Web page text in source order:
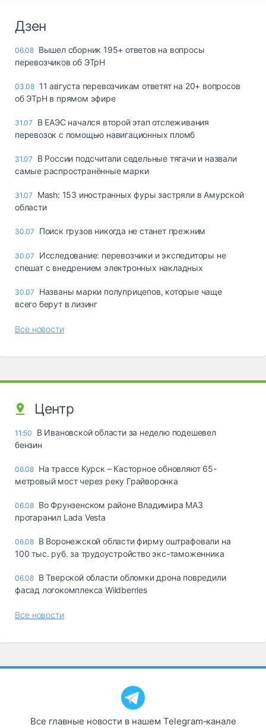
Дзен
06.08 Вышел сборник 195+ ответов на вопросы
перевозчиков об ЭТрН
03.08 11 августа перевозчикам ответят на 20+ вопросов
об ЭТрН в прямом эфире
31.07
В ЕАЭС начался второй этап отслеживания
перевозок с помощью навигационных пломб
31.07
В России подсчитали седельные тягачи и назвали
самые распространённые марки
31.07
Mash: 153 иностранных фуры застряли в Амурской
области
30.07 Поиск грузов никогда не станет прежним
30.07
Исследование: перевозчики и экспедиторы не
спешат с внедрением электронных накладных
30.07
Названы марки полуприцепов, которые чаще
всего берут в лизинг
Все новости
Центр
11:50
В Ивановской области за неделю подешевел
бензин
06.08 На трассе Курск – Касторное обновляют 65-
метровый мост через реку Грайворонка
06.08 Во Фрунзенском районе Владимира МАЗ
протаранил Lada Vesta
06.08 В Воронежской области фирму оштрафовали на
100 тыс. руб. за трудоустройство экс-таможенника
06.08 В Тверской области обломки дрона повредили
фасад логокомплекса Wildberries
Все новости
Все главные новости в нашем Telegram‑канале